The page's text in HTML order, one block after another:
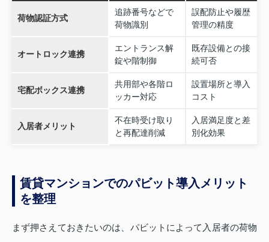
荷物認証方式
追跡番号などで
荷物識別
誤配防止や履歴
管理の精度
オートロック連携
エントランス解
錠や階制御
既存設備との接
続可否
宅配ボックス連携
共用部や各階ロ
ッカー対応
設置場所と導入
コスト
入居者メリット
不在時受け取り
と再配達削減
入居満足度と差
別化効果
賃貸マンションでのパビット導入メリット
を整理
まず押さえておきたいのは、パビットによって入居者の荷物